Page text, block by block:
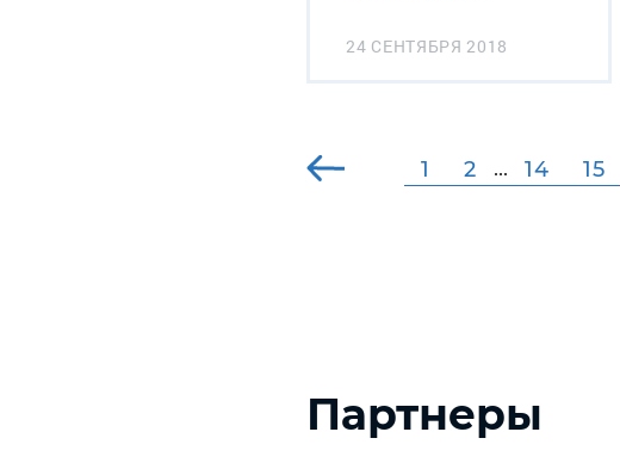
24 СЕНТЯБРЯ 2018
1 2 ... 14 15
Партнеры